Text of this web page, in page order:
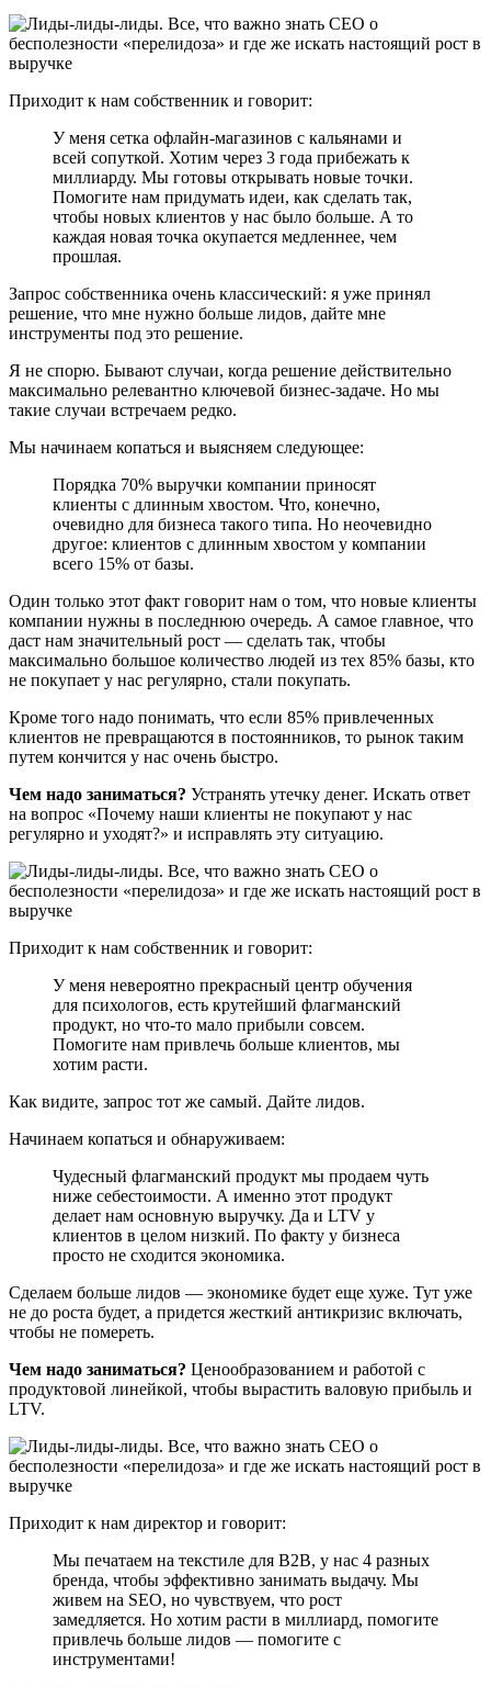
Приходит к нам собственник и говорит:
У меня сетка офлайн-магазинов с кальянами и
всей сопуткой. Хотим через 3 года прибежать к
миллиарду. Мы готовы открывать новые точки.
Помогите нам придумать идеи, как сделать так,
чтобы новых клиентов у нас было больше. А то
каждая новая точка окупается медленнее, чем
прошлая.
Запрос собственника очень классический: я уже принял
решение, что мне нужно больше лидов, дайте мне
инструменты под это решение.
Я не спорю. Бывают случаи, когда решение действительно
максимально релевантно ключевой бизнес-задаче. Но мы
такие случаи встречаем редко.
Мы начинаем копаться и выясняем следующее:
Порядка 70% выручки компании приносят
клиенты с длинным хвостом. Что, конечно,
очевидно для бизнеса такого типа. Но неочевидно
другое: клиентов с длинным хвостом у компании
всего 15% от базы.
Один только этот факт говорит нам о том, что новые клиенты
компании нужны в последнюю очередь. А самое главное, что
даст нам значительный рост — сделать так, чтобы
максимально большое количество людей из тех 85% базы, кто
не покупает у нас регулярно, стали покупать.
Кроме того надо понимать, что если 85% привлеченных
клиентов не превращаются в постоянников, то рынок таким
путем кончится у нас очень быстро.
Чем надо заниматься? Устранять утечку денег. Искать ответ
на вопрос «Почему наши клиенты не покупают у нас
регулярно и уходят?» и исправлять эту ситуацию.
Приходит к нам собственник и говорит:
У меня невероятно прекрасный центр обучения
для психологов, есть крутейший флагманский
продукт, но что-то мало прибыли совсем.
Помогите нам привлечь больше клиентов, мы
хотим расти.
Как видите, запрос тот же самый. Дайте лидов.
Начинаем копаться и обнаруживаем:
Чудесный флагманский продукт мы продаем чуть
ниже себестоимости. А именно этот продукт
делает нам основную выручку. Да и LTV у
клиентов в целом низкий. По факту у бизнеса
просто не сходится экономика.
Сделаем больше лидов — экономике будет еще хуже. Тут уже
не до роста будет, а придется жесткий антикризис включать,
чтобы не помереть.
Чем надо заниматься? Ценообразованием и работой с
продуктовой линейкой, чтобы вырастить валовую прибыль и
LTV.
Приходит к нам директор и говорит:
Мы печатаем на текстиле для B2B, у нас 4 разных
бренда, чтобы эффективно занимать выдачу. Мы
живем на SEO, но чувствуем, что рост
замедляется. Но хотим расти в миллиард, помогите
привлечь больше лидов — помогите с
инструментами!